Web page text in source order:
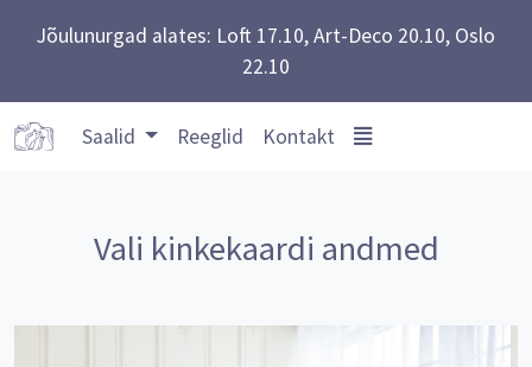
Jõulunurgad alates: Loft 17.10, Art-Deco 20.10, Oslo
22.10
Saalid Reeglid Kontakt
Vali kinkekaardi andmed